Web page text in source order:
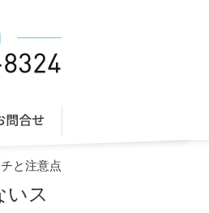
と注意点
いス